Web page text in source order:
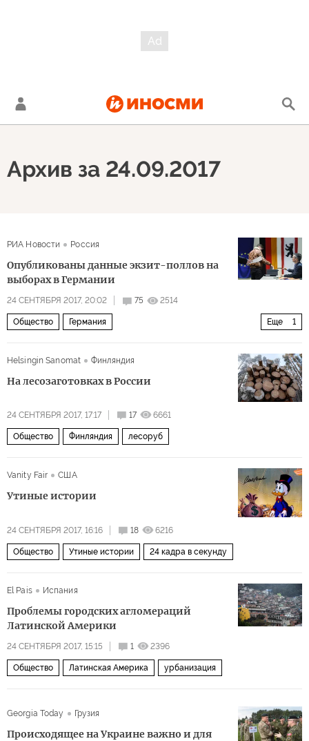
Архив за 24.09.2017
РИА Новости Россия
Опубликованы данные экзит-поллов на
выборах в Германии
24 СЕНТЯБРЯ 2017, 20:02 75 2514
Еще 1
Общество Германия
Helsingin Sanomat
Финляндия
На лесозаготовках в России
24 СЕНТЯБРЯ 2017, 17:17 17 6661
Общество Финляндия лесоруб
Vanity Fair США
Утиные истории
24 СЕНТЯБРЯ 2017, 16:16 18 6216
Общество Утиные истории 24 кадра в секунду
El Pais Испания
Проблемы городских агломераций
Латинской Америки
24 СЕНТЯБРЯ 2017, 15:15 1 2396
Общество Латинская Америка урбанизация
Georgia Today Грузия
Происходящее на Украине важно и для